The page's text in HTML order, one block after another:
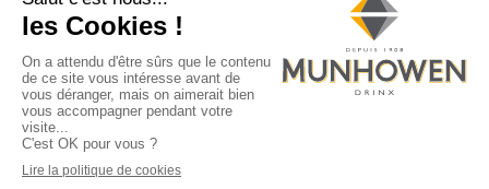
©2026 Munhowen Drinx / Tous droits réservés
Digitalised by